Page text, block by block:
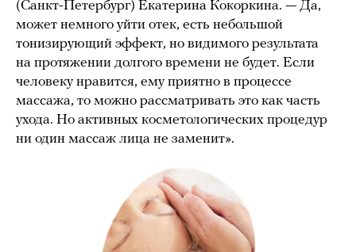
(Санкт-Петербург) Екатерина Кокоркина. — Да,
может немного уйти отек, есть небольшой
тонизирующий эффект, но видимого результата
на протяжении долгого времени не будет. Если
человеку нравится, ему приятно в процессе
массажа, то можно рассматривать это как часть
ухода. Но активных косметологических процедур
ни один массаж лица не заменит».